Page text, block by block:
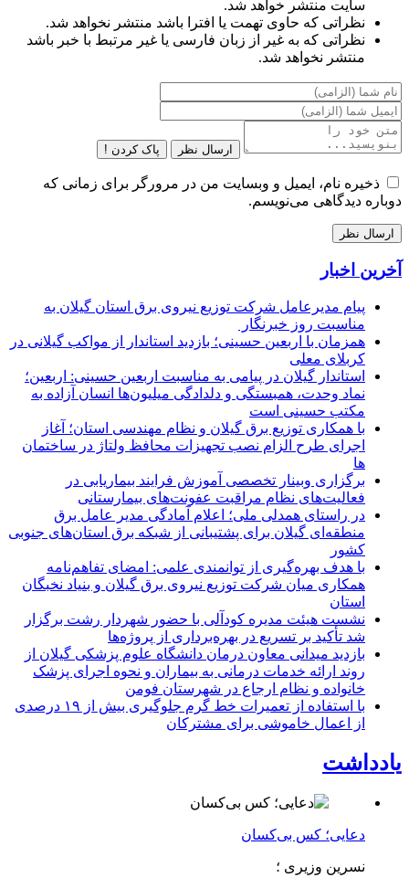
سایت منتشر خواهد شد.
نظراتی که حاوی تهمت یا افترا باشد منتشر نخواهد شد.
نظراتی که به غیر از زبان فارسی یا غیر مرتبط با خبر باشد
منتشر نخواهد شد.
ارسال نظر پاک کردن !
ذخیره نام، ایمیل و وبسایت من در مرورگر برای زمانی که
دوباره دیدگاهی می‌نویسم.
آخرین اخبار
پیام مدیرعامل شركت توزیع نیروی برق استان گیلان به
مناسبت روز خبرنگار ‌
همزمان با اربعین حسینی؛ بازدید استاندار از مواکب گیلانی در
کربلای معلی
استاندار گیلان در پیامی به مناسبت اربعین حسینی: اربعین؛
نماد وحدت، همبستگی و دلدادگی میلیون‌ها انسان آزاده به
مکتب حسینی است
با همکاری توزیع برق گیلان و نظام مهندسی استان؛ آغاز
اجرای طرح الزام نصب تجهیزات محافظ ولتاژ در ساختمان
ها
برگزاری وبینار تخصصی آموزش فرایند بیماریابی در
فعالیت‌های نظام مراقبت عفونت‌های بیمارستانی
در راستای همدلی ملی؛ اعلام آمادگی مدیر عامل برق
منطقه‌ای گیلان برای پشتیبانی از شبكه برق استان‌های جنوبی
كشور
با هدف بهره‌گیری از توانمندی علمی: امضای تفاهم‌نامه
همكاری میان شركت توزیع نیروی برق گیلان و بنیاد نخبگان
استان
نشست هیئت مدیره کودآلی با حضور شهردار رشت برگزار
شد تأکید بر تسریع در بهره‌برداری از پروژه‌ها
بازدید میدانی معاون درمان دانشگاه علوم پزشکی گیلان از
روند ارائه خدمات درمانی به بیماران و نحوه اجرای پزشک
خانواده و نظام ارجاع در شهرستان فومن
با استفاده از تعمیرات خط گرم جلوگیری بیش از ۱۹ درصدی
از اعمال خاموشی برای مشتركان
یادداشت
دعایی؛ کس بی‌کسان
نسرین وزیری ؛